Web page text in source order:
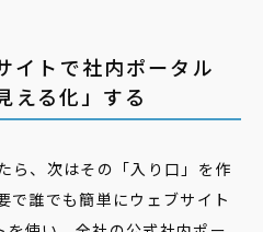
トで社内ポータル
える化」する
ら、次はその「入り口」を作
で誰でも簡単にウェブサイト